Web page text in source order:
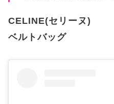
CELINE(セリーヌ)
ベルトバッグ